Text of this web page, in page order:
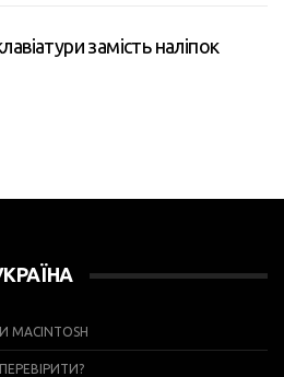
замість наліпок
MACINTOSH